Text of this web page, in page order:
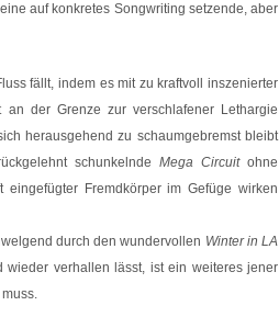
auf konkretes Songwriting setzende, aber
fällt, indem es mit zu kraftvoll inszenierter
an der Grenze zur verschlafener Lethargie
herausgehend zu schaumgebremst bleibt
schunkelnde Mega Circuitohne
Fremdkörper im Gefüge wirken
durch den wundervollen Winter in LA
wieder verhallen lässt, ist ein weiteres jener